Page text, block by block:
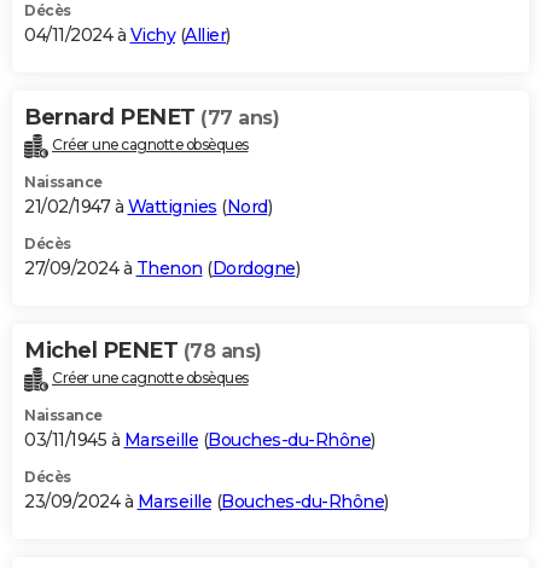
Décès
04/11/2024 à Vichy(Allier)
Bernard PENET (77 ans)
Créer une cagnotte obsèques
Naissance
21/02/1947 à Wattignies (Nord)
Décès
27/09/2024 à Thenon (Dordogne)
Michel PENET (78 ans)
Créer une cagnotte obsèques
Naissance
03/11/1945 à Marseille (Bouches-du-Rhône)
Décès
23/09/2024 à Marseille (Bouches-du-Rhône)